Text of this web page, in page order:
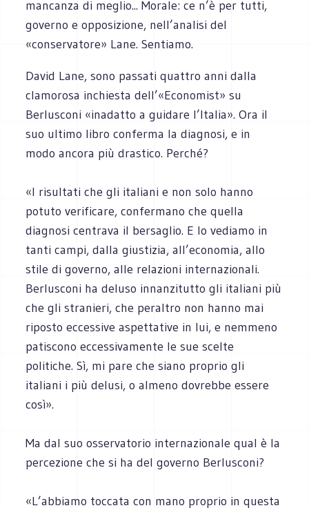
mancanza di meglio... Morale: ce n’è per tutti,
governo e opposizione, nell’analisi del
«conservatore» Lane. Sentiamo.
David Lane, sono passati quattro anni dalla
clamorosa inchiesta dell’«Economist» su
Berlusconi «inadatto a guidare l’Italia». Ora il
suo ultimo libro conferma la diagnosi, e in
modo ancora più drastico. Perché?
«I risultati che gli italiani e non solo hanno
potuto verificare, confermano che quella
diagnosi centrava il bersaglio. E lo vediamo in
tanti campi, dalla giustizia, all’economia, allo
stile di governo, alle relazioni internazionali.
Berlusconi ha deluso innanzitutto gli italiani più
che gli stranieri, che peraltro non hanno mai
riposto eccessive aspettative in lui, e nemmeno
patiscono eccessivamente le sue scelte
politiche. Sì, mi pare che siano proprio gli
italiani i più delusi, o almeno dovrebbe essere
così».
Ma dal suo osservatorio internazionale qual è la
percezione che si ha del governo Berlusconi?
«L’abbiamo toccata con mano proprio in questa